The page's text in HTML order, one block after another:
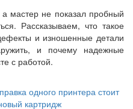
мастер не показал пробный
Рассказываем, что такое
и изношенные детали
и почему надежные
с работой.